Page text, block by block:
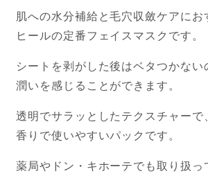
肌への水分補給と毛穴収斂ケアにお
ヒールの定番フェイスマスクです。
シートを剥がした後はベタつかない
潤いを感じることができます。
透明でサラッとしたテクスチャーで
香りで使いやすいパックです。
薬局やドン・キホーテでも取り扱っ